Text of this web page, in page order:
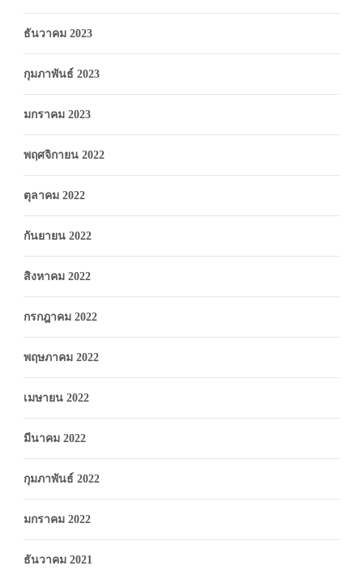
ธันวาคม 2023
กุมภาพันธ์ 2023
มกราคม 2023
พฤศจิกายน 2022
ตุลาคม 2022
กันยายน 2022
สิงหาคม 2022
กรกฎาคม 2022
พฤษภาคม 2022
เมษายน 2022
มีนาคม 2022
กุมภาพันธ์ 2022
มกราคม 2022
ธันวาคม 2021